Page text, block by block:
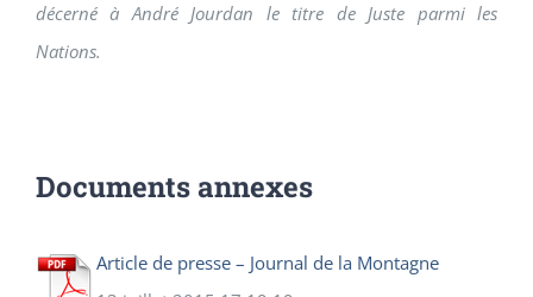
décerné à André Jourdan le titre de Juste parmi les
Nations.
Documents annexes
Article de presse – Journal de la Montagne